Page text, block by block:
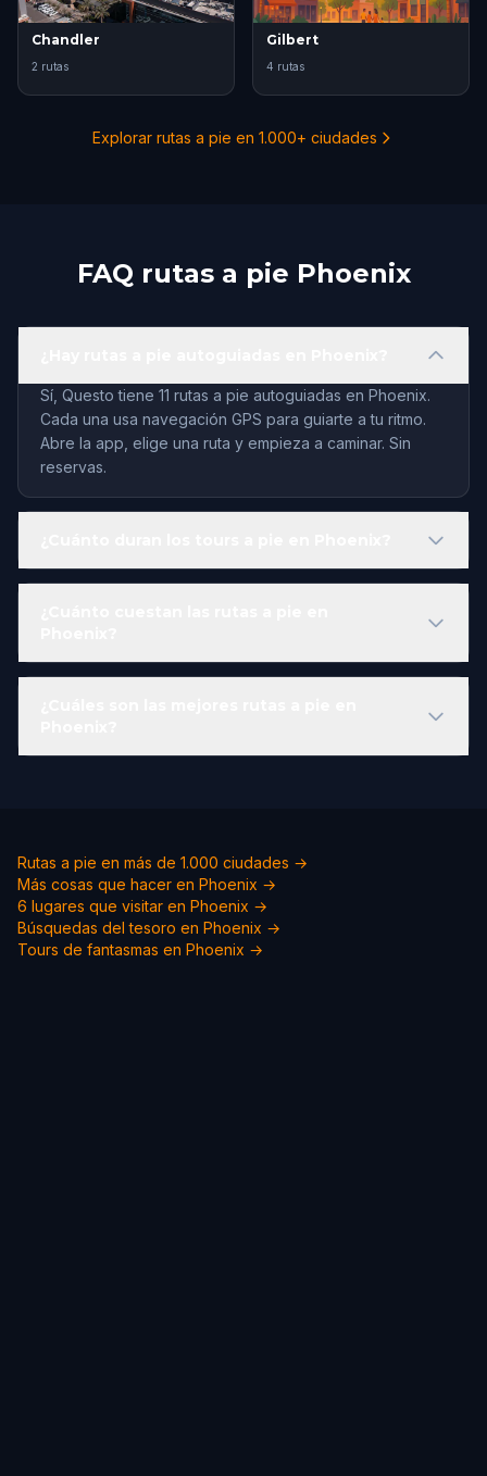
Chandler
2 rutas
Gilbert
4 rutas
Explorar rutas a pie en 1.000+ ciudades
FAQ rutas a pie Phoenix
Sí, Questo tiene 11 rutas a pie autoguiadas en Phoenix.
Cada una usa navegación GPS para guiarte a tu ritmo.
Abre la app, elige una ruta y empieza a caminar. Sin
reservas.
Rutas a pie en más de 1.000 ciudades →
Más cosas que hacer en Phoenix →
6 lugares que visitar en Phoenix →
Búsquedas del tesoro en Phoenix →
Tours de fantasmas en Phoenix →